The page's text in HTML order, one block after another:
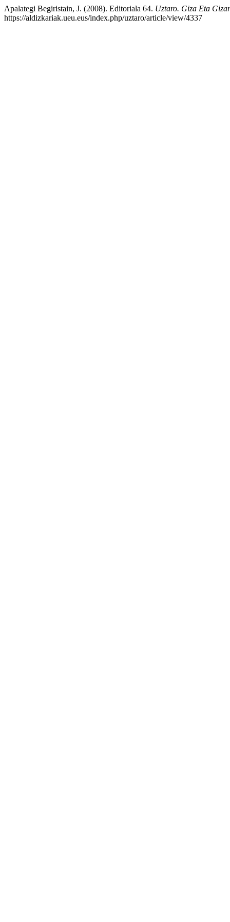
Apalategi Begiristain, J. (2008). Editoriala 64. Uztaro. Giza Eta
https://aldizkariak.ueu.eus/index.php/uztaro/article/view/4337